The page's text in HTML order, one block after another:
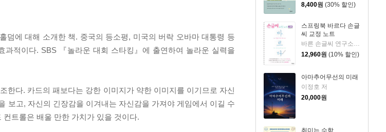
8,400원 (30% 할인)
스프링북 바르다 손글
씨 교정 노트
12,960원 (10% 할인)
아마추어무선의 미래
이정호 저
20,000원
취미는 수학
덤에 대해 소개한 책. 중국의 등소평, 미국의 버락 오바마 대통령 등
적이다. SBS 『놀라운 대회 스타킹』에 출연하여 놀라운 실력을
한다. 카드의 패보다는 강한 이미지가 약한 이미지를 이기므로 자신
보고, 자신의 긴장감을 이겨내는 자신감을 가져야 게임에서 이길 수
트롤은 배울 만한 가치가 있을 것이다.